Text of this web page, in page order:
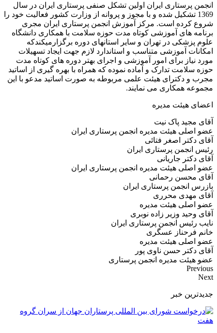
انجمن پرستاری ایران اولین تشکل صنفی پرستاری ایران در سال
1369 تشکیل شده و با مجوز و پروانه از وزارت کشور فعالیت خود را
شروع کرده است. مرکز آموزش انجمن پرستاری ایران مجری
برنامه های آموزشی کوتاه مدت حوزه سلامت با همکاری دانشگاه
علوم پزشکی در تهران و سایر استانهای دوره برگزارمیکندکه
امکانات آموزشی متناسب و استاندارد لازم جهت ایجاد تسهیلات
مورد نیاز برای امور آموزشی و اجرای بهتر دوره های کوتاه مدت
حوزه سلامت تدارک و آماده نموده که همراه با بهره گیری از اساتید
مجرب و دکترای هیئت علمی مربوطه به صورت اساتید مدعو با این
مجموعه همکاری می نمایند.
اعضای هیئت مدیره
آقای مجید پاک نیت
عضو اصلی هیئت مدیره انجمن پرستاری ایران
آقای دکتر اصغر فتائی
رئیس انجمن پرستاری ایران
آقای دکتر جاریانی
عضو اصلی هیئت مدیره انجمن پرستاری ایران
آقای محسن رحمانی
بازرس انجمن پرستاری ایران
آقای مهدی محرری
عضو اصلی هیئت مدیره
آقای وحید وزیر زاده نوبری
نایب رئیس انجمن پرستاری ایران
خانم فرحناز عسگری
عضو اصلی هیئت مدیره
آقای دکتر حسن ناوی پور
عضو هیئت مدیره انجمن پرستاری
Previous
Next
جدیدترین خبر